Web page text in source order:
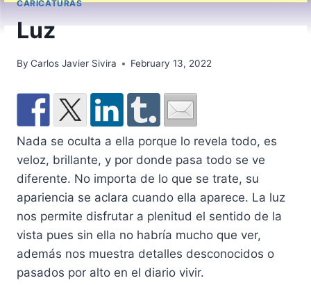
CARICATURAS
Luz
By Carlos Javier Sivira February 13, 2022
Nada se oculta a ella porque lo revela todo, es
veloz, brillante, y por donde pasa todo se ve
diferente. No importa de lo que se trate, su
apariencia se aclara cuando ella aparece. La luz
nos permite disfrutar a plenitud el sentido de la
vista pues sin ella no habría mucho que ver,
además nos muestra detalles desconocidos o
pasados por alto en el diario vivir.